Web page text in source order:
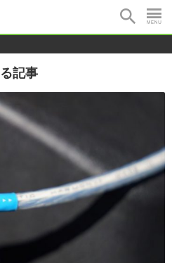
記事